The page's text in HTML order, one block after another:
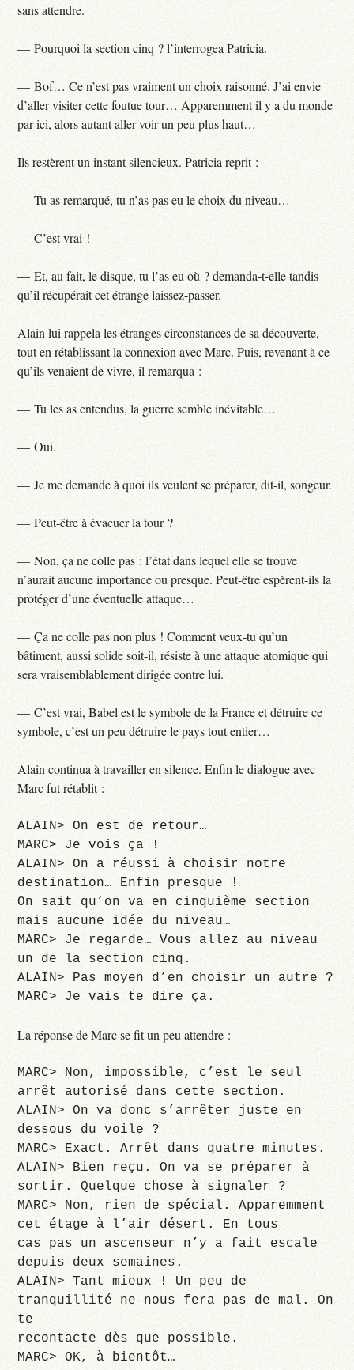
sans attendre.
— Pourquoi la section cinq ? l’interrogea Patricia.
— Bof… Ce n’est pas vraiment un choix raisonné. J’ai envie
d’aller visiter cette foutue tour… Apparemment il y a du monde
par ici, alors autant aller voir un peu plus haut…
Ils restèrent un instant silencieux. Patricia reprit :
— Tu as remarqué, tu n’as pas eu le choix du niveau…
— C’est vrai !
— Et, au fait, le disque, tu l’as eu où ? demanda-t-elle tandis
qu’il récupérait cet étrange laissez-passer.
Alain lui rappela les étranges circonstances de sa découverte,
tout en rétablissant la connexion avec Marc. Puis, revenant à ce
qu’ils venaient de vivre, il remarqua :
— Tu les as entendus, la guerre semble inévitable…
— Oui.
— Je me demande à quoi ils veulent se préparer, dit-il, songeur.
— Peut-être à évacuer la tour ?
— Non, ça ne colle pas : l’état dans lequel elle se trouve
n’aurait aucune importance ou presque. Peut-être espèrent-ils la
protéger d’une éventuelle attaque…
— Ça ne colle pas non plus ! Comment veux-tu qu’un
bâtiment, aussi solide soit-il, résiste à une attaque atomique qui
sera vraisemblablement dirigée contre lui.
— C’est vrai, Babel est le symbole de la France et détruire ce
symbole, c’est un peu détruire le pays tout entier…
Alain continua à travailler en silence. Enfin le dialogue avec
Marc fut rétablit :
ALAIN> On est de retour…
MARC> Je vois ça !
ALAIN> On a réussi à choisir notre
destination… Enfin presque !
On sait qu’on va en cinquième section
mais aucune idée du niveau…
MARC> Je regarde… Vous allez au niveau
un de la section cinq.
ALAIN> Pas moyen d’en choisir un autre ?
MARC> Je vais te dire ça.
La réponse de Marc se fit un peu attendre :
MARC> Non, impossible, c’est le seul
arrêt autorisé dans cette section.
ALAIN> On va donc s’arrêter juste en
dessous du voile ?
MARC> Exact. Arrêt dans quatre minutes.
ALAIN> Bien reçu. On va se préparer à
sortir. Quelque chose à signaler ?
MARC> Non, rien de spécial. Apparemment
cet étage à l’air désert. En tous
cas pas un ascenseur n’y a fait escale
depuis deux semaines.
ALAIN> Tant mieux ! Un peu de
tranquillité ne nous fera pas de mal. On
te
recontacte dès que possible.
MARC> OK, à bientôt…